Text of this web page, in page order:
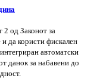
2 од Законот за
да користи фискален
автоматски
данок за набавени до